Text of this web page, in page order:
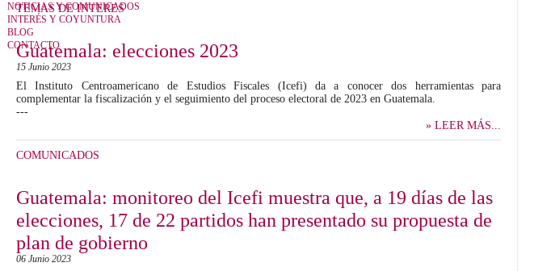
NOTICIAS Y COMUNICADOS
INTERÉS Y COYUNTURA
BLOG
CONTACTO
TEMAS DE INTERÉS
Guatemala: elecciones 2023
15 Junio 2023
El Instituto Centroamericano de Estudios Fiscales (Icefi) da a conocer dos herramientas para
complementar la fiscalización y el seguimiento del proceso electoral de 2023 en Guatemala.
---
» LEER MÁS...
COMUNICADOS
Guatemala: monitoreo del Icefi muestra que, a 19 días de las
elecciones, 17 de 22 partidos han presentado su propuesta de
plan de gobierno
06 Junio 2023